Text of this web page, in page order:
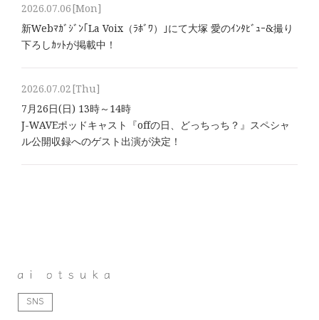
2026.07.06[Mon]
新Webﾏｶﾞｼﾞﾝ｢La Voix（ﾗﾎﾞﾜ）｣にて大塚 愛のｲﾝﾀﾋﾞｭｰ&撮り
下ろしｶｯﾄが掲載中！
2026.07.02[Thu]
7月26日(日) 13時～14時
J-WAVEポッドキャスト『offの日、どっちっち？』スペシャ
ル公開収録へのゲスト出演が決定！
SNS